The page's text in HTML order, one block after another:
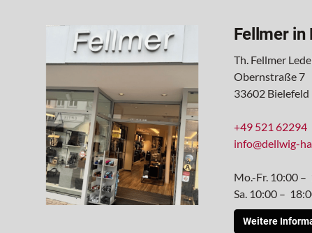
Fellmer in
Th. Fellmer
Obernstraße 7
33602 Bielefeld
+49 521 62294
info@dellwig-
Mo.-Fr. 10:00 –
Sa. 10:00 –
Weitere